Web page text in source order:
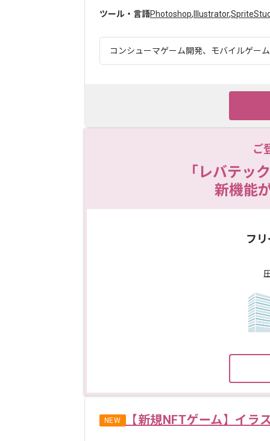
ツール・言語Photoshop, Illustrator,
コンシューマゲーム開発、モバイルゲー
ご
「レバテッ
新機能
フ
NEW 【新規NFTゲーム】イラ